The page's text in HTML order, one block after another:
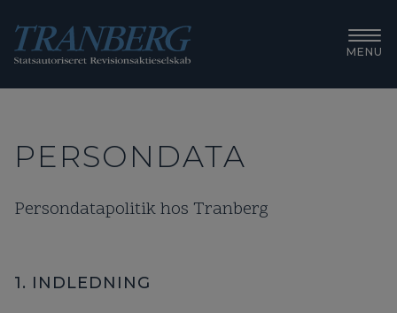
MENU
PERSONDATA
Persondatapolitik hos Tranberg
1. INDLEDNING